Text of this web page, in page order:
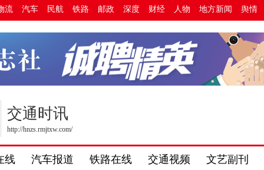
流 汽车 民航 铁路 邮政 深度 财经 人物 地方新闻 舆情
交通时讯
http://hnzs.rmjtxw.com/
线 汽车报道 铁路在线 交通视频 文艺副刊